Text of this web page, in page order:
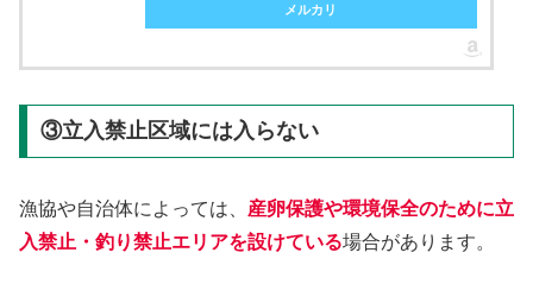
メルカリ
③立入禁止区域には入らない
漁協や自治体によっては、 産卵保護や環境保全のために立
入禁止・釣り禁止エリアを設けている場合があります。